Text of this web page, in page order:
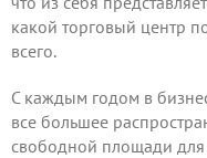
какой торговый центр
всего.
С каждым годом в
все большее
свободной площади для